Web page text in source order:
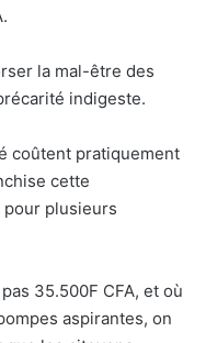
la mal-être des
indigeste.
coûtent pratiquement
cette
pour plusieurs
35.500F CFA, et où
aspirantes, on